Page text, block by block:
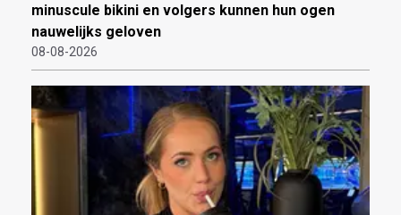
minuscule bikini en volgers kunnen hun ogen
nauwelijks geloven
08-08-2026